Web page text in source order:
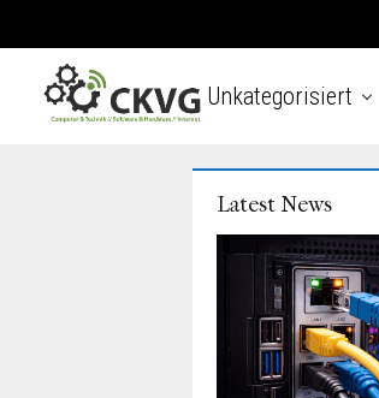
Unkategorisiert
Latest News